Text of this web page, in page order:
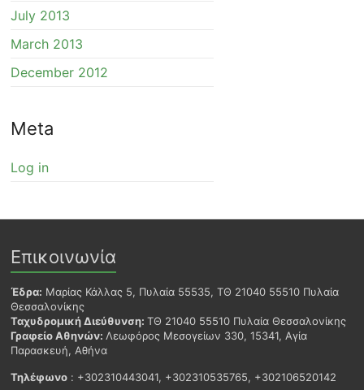
July 2013
March 2013
December 2012
Meta
Log in
Επικοινωνία
Έδρα: Μαρίας Κάλλας 5, Πυλαία 55535, ΤΘ 21040 55510 Πυλαία
Θεσσαλονίκης
Ταχυδρομική Διεύθυνση:ΤΘ 21040 55510 Πυλαία Θεσσαλονίκης
Γραφείο Αθηνών:Λεωφόρος Μεσογείων 330, 15341, Αγία
Παρασκευή, Αθήνα
Τηλέφωνο : +302310443041, +302310535765, +302106520142